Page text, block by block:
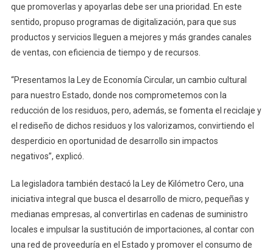
que promoverlas y apoyarlas debe ser una prioridad. En este
sentido, propuso programas de digitalización, para que sus
productos y servicios lleguen a mejores y más grandes canales
de ventas, con eficiencia de tiempo y de recursos.
“Presentamos la Ley de Economía Circular, un cambio cultural
para nuestro Estado, donde nos comprometemos con la
reducción de los residuos, pero, además, se fomenta el reciclaje y
el rediseño de dichos residuos y los valorizamos, convirtiendo el
desperdicio en oportunidad de desarrollo sin impactos
negativos”, explicó.
La legisladora también destacó la Ley de Kilómetro Cero, una
iniciativa integral que busca el desarrollo de micro, pequeñas y
medianas empresas, al convertirlas en cadenas de suministro
locales e impulsar la sustitución de importaciones, al contar con
una red de proveeduría en el Estado y promover el consumo de